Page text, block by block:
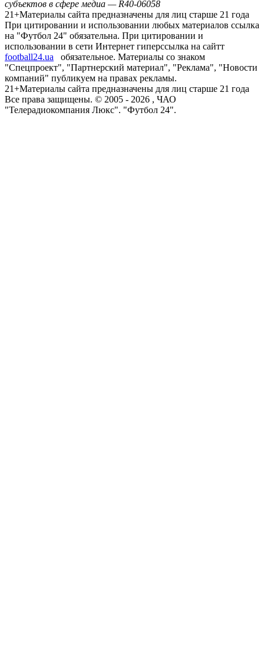
субъектов в сфере медиа — R40-06058
21+Материалы сайта предназначены для лиц старше 21 года
При цитировании и использовании любых материалов ссылка
на "Футбол 24" обязательна. При цитировании и
использовании в сети Интернет гиперссылка на сайтт
football24.ua
обязательное. Материалы со знаком
"Спецпроект", "Партнерский материал", "Реклама", "Новости
компаний" публикуем на правах рекламы.
21+Материалы сайта предназначены для лиц старше 21 года
Все права защищены. © 2005 - 2026 , ЧАО
"Телерадиокомпания Люкс". "Футбол 24".